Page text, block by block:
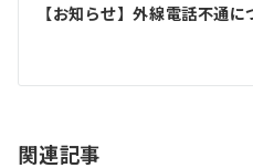
ン
【お知らせ】外線電話不通に
関連記事